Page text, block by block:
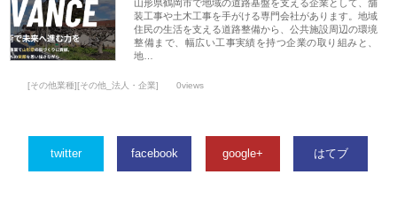
山形県鶴岡市で地域の道路基盤を支える企業として、舗
装工事や土木工事を手がける専門会社があります。地域
住民の生活を支える道路整備から、公共施設周辺の環境
整備まで、幅広い工事実績を持つ企業の取り組みと、
地…
[その他業種][その他_法人・企業] 0views
twitter facebook google+ はてブ